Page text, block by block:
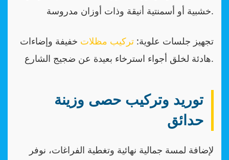
خشبية أو أسمنتية أنيقة وذات أوزان مدروسة.
تجهيز جلسات علوية: تركيب مظلات خفيفة وإضاءات
هادئة لخلق أجواء استرخاء بعيدة عن ضجيج الشارع.
توريد وتركيب حصى وزينة
حدائق
لإضافة لمسة جمالية نهائية وتغطية الفراغات، نوفر